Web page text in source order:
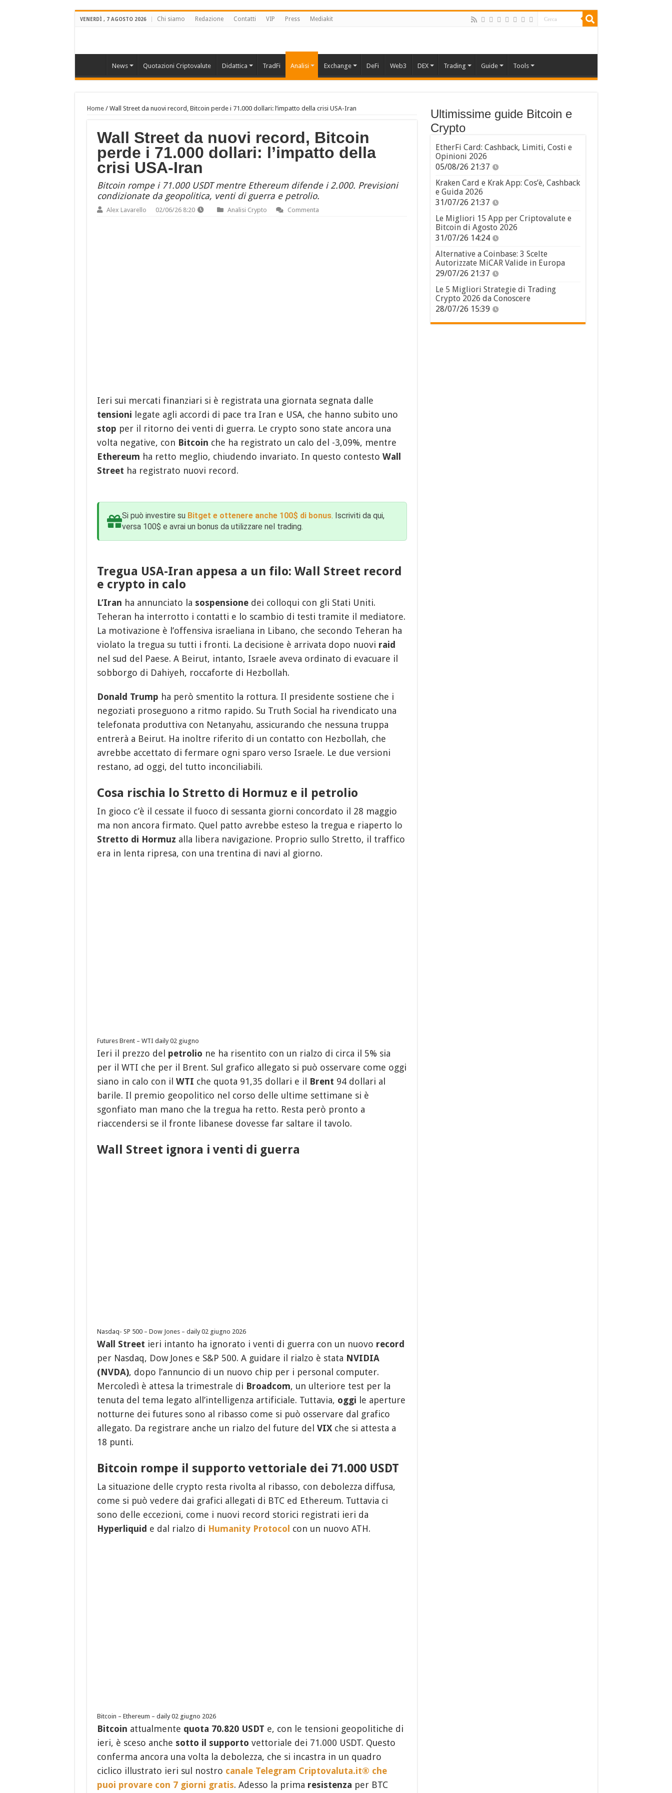
VENERDÌ , 7 AGOSTO 2026 Chi siamo Redazione Contatti VIP Press Mediakit
News Quotazioni Criptovalute Didattica TradFi Analisi Exchange DeFi Web3 DEX Trading Guide Tools
Home/ Wall Street da nuovi record, Bitcoin perde i 71.000 dollari: l’impatto della crisi USA-Iran
Wall Street da nuovi record, Bitcoin
perde i 71.000 dollari: l’impatto della
crisi USA-Iran
Bitcoin rompe i 71.000 USDT mentre Ethereum difende i 2.000. Previsioni
condizionate da geopolitica, venti di guerra e petrolio.
Alex Lavarello 02/06/26 8:20 Analisi Crypto Commenta
Ieri sui mercati finanziari si è registrata una giornata segnata dalle
tensioni legate agli accordi di pace tra Iran e USA, che hanno subito uno
stop per il ritorno dei venti di guerra. Le crypto sono state ancora una
volta negative, con Bitcoin che ha registrato un calo del -3,09%, mentre
Ethereum ha retto meglio, chiudendo invariato. In questo contesto Wall
Street ha registrato nuovi record.
Si può investire su Bitget e ottenere anche 100$ di bonus. Iscriviti da qui,
versa 100$ e avrai un bonus da utilizzare nel trading.
Tregua USA-Iran appesa a un filo: Wall Street record
e crypto in calo
L’Iran ha annunciato la sospensionedei colloqui con gli Stati Uniti.
Teheran ha interrotto i contatti e lo scambio di testi tramite il mediatore.
La motivazione è l’offensiva israeliana in Libano, che secondo Teheran ha
violato la tregua su tutti i fronti. La decisione è arrivata dopo nuovi raid
nel sud del Paese. A Beirut, intanto, Israele aveva ordinato di evacuare il
sobborgo di Dahiyeh, roccaforte di Hezbollah.
Donald Trump ha però smentito la rottura. Il presidente sostiene che i
negoziati proseguono a ritmo rapido. Su Truth Social ha rivendicato una
telefonata produttiva con Netanyahu, assicurando che nessuna truppa
entrerà a Beirut. Ha inoltre riferito di un contatto con Hezbollah, che
avrebbe accettato di fermare ogni sparo verso Israele. Le due versioni
restano, ad oggi, del tutto inconciliabili.
Cosa rischia lo Stretto di Hormuz e il petrolio
In gioco c’è il cessate il fuoco di sessanta giorni concordato il 28 maggio
ma non ancora firmato. Quel patto avrebbe esteso la tregua e riaperto lo
Stretto di Hormuz alla libera navigazione. Proprio sullo Stretto, il traffico
era in lenta ripresa, con una trentina di navi al giorno.
Futures Brent – WTI daily 02 giugno
Ieri il prezzo del petrolio ne ha risentito con un rialzo di circa il 5% sia
per il WTI che per il Brent. Sul grafico allegato si può osservare come oggi
siano in calo con il WTI che quota 91,35 dollari e il Brent 94 dollari al
barile. Il premio geopolitico nel corso delle ultime settimane si è
sgonfiato man mano che la tregua ha retto. Resta però pronto a
riaccendersi se il fronte libanese dovesse far saltare il tavolo.
Wall Street ignora i venti di guerra
Nasdaq- SP 500 – Dow Jones – daily 02 giugno 2026
Wall Street ieri intanto ha ignorato i venti di guerra con un nuovo record
per Nasdaq, Dow Jones e S&P 500. A guidare il rialzo è stata NVIDIA
(NVDA), dopo l’annuncio di un nuovo chip per i personal computer.
Mercoledì è attesa la trimestrale di Broadcom, un ulteriore test per la
tenuta del tema legato all’intelligenza artificiale. Tuttavia, oggi le aperture
notturne dei futures sono al ribasso come si può osservare dal grafico
allegato. Da registrare anche un rialzo del future del VIX che si attesta a
18 punti.
Bitcoin rompe il supporto vettoriale dei 71.000 USDT
La situazione delle crypto resta rivolta al ribasso, con debolezza diffusa,
come si può vedere dai grafici allegati di BTC ed Ethereum. Tuttavia ci
sono delle eccezioni, come i nuovi record storici registrati ieri da
Hyperliquid e dal rialzo di Humanity Protocol con un nuovo ATH.
Bitcoin – Ethereum – daily 02 giugno 2026
Bitcoin attualmente quota 70.820 USDT e, con le tensioni geopolitiche di
ieri, è sceso anche sotto il supporto vettoriale dei 71.000 USDT. Questo
conferma ancora una volta la debolezza, che si incastra in un quadro
ciclico illustrato ieri sul nostro canale Telegram Criptovaluta.it® che
puoi provare con 7 giorni gratis. Adesso la prima resistenza per BTC
Ultimissime guide Bitcoin e
Crypto
EtherFi Card: Cashback, Limiti, Costi e
Opinioni 2026
05/08/26 21:37
Kraken Card e Krak App: Cos’è, Cashback
e Guida 2026
31/07/26 21:37
Le Migliori 15 App per Criptovalute e
Bitcoin di Agosto 2026
31/07/26 14:24
Alternative a Coinbase: 3 Scelte
Autorizzate MiCAR Valide in Europa
29/07/26 21:37
Le 5 Migliori Strategie di Trading
Crypto 2026 da Conoscere
28/07/26 15:39